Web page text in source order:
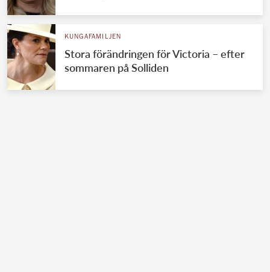
KUNGAFAMILJEN
Stora förändringen för Victoria – efter
sommaren på Solliden